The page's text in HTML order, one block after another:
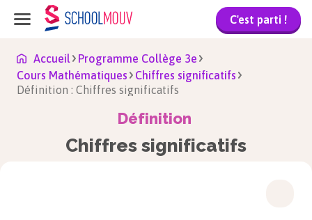
C'est parti !
Accueil
Programme Collège 3e
Cours Mathématiques
Chiffres significatifs
Définition : Chiffres significatifs
Définition
Chiffres significatifs